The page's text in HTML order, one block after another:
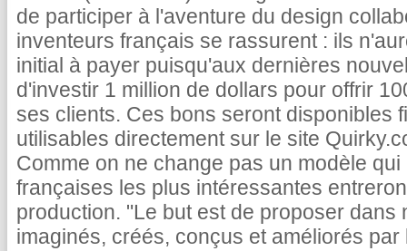
de participer à l'aventure du design
inventeurs français se rassurent : ils
initial à payer puisqu'aux dernières
d'investir 1 million de dollars pour offrir
ses clients. Ces bons seront disponibles
utilisables directement sur le site
Comme on ne change pas un modèle
françaises les plus intéressantes
production. "Le but est de proposer
imaginés, créés, conçus et améliorés